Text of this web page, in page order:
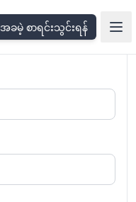
အခမဲ့ စာရင်းသွင်းရန်